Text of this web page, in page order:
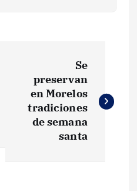
Se
preservan
en Morelos
tradiciones
de semana
santa